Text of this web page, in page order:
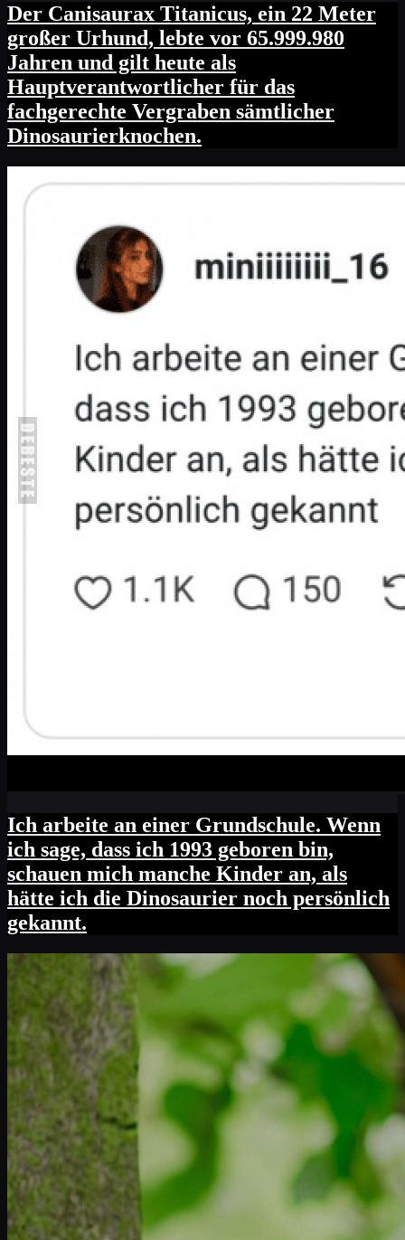
Der Canisaurax Titanicus, ein 22 Meter
großer Urhund, lebte vor 65.999.980
Jahren und gilt heute als
Hauptverantwortlicher für das
fachgerechte Vergraben sämtlicher
Dinosaurierknochen.
Ich arbeite an einer Grundschule. Wenn
ich sage, dass ich 1993 geboren bin,
schauen mich manche Kinder an, als
hätte ich die Dinosaurier noch persönlich
gekannt.